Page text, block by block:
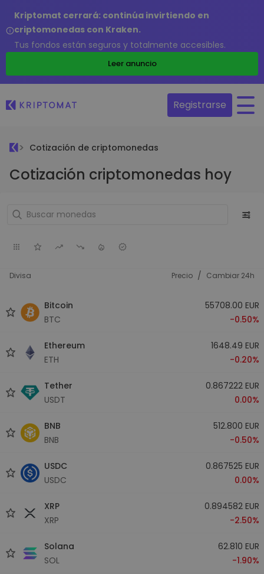
Kriptomat cerrará: continúa invirtiendo en
criptomonedas con Kraken.
Tus fondos están seguros y totalmente accesibles.
Leer anuncio
Registrarse
Cotización de criptomonedas
Cotización criptomonedas hoy
Divisa Precio / Cambiar 24h
Bitcoin
BTC
55708.00 EUR
-0.50%
Ethereum
ETH
1648.49 EUR
-0.20%
Tether
USDT
0.867222 EUR
0.00%
BNB
BNB
512.800 EUR
-0.50%
USDC
USDC
0.867525 EUR
0.00%
XRP
XRP
0.894582 EUR
-2.50%
Solana
SOL
62.810 EUR
-1.90%